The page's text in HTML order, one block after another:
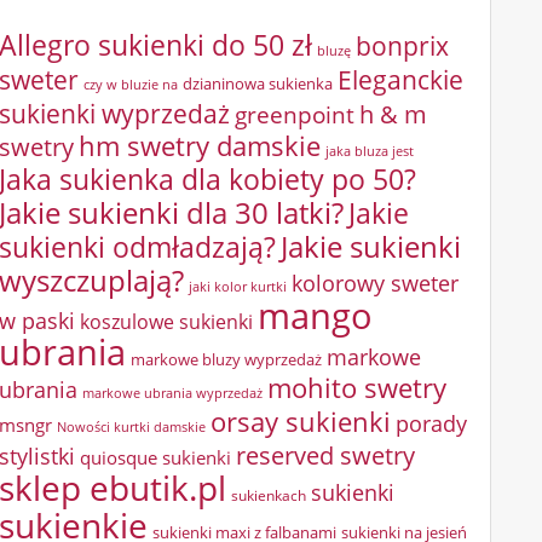
sukienki do 50 zł bluzę bonprix
czy w bluzie na dzianinowa sukienka Eleganckie
wyprzedaż greenpointh & m
hm swetry damskie jaka bluza jest
sukienka dla kobiety po 50?
sukienki dla 30 latki?Jakie
odmładzają?Jakie sukienki
jaki kolor kurtki kolorowy sweter
paski koszulowe sukienki mango
markowe bluzy wyprzedaż markowe
markowe ubrania wyprzedaż mohito swetry
Nowości kurtki damskie orsay sukienki porady
quiosque sukienki reserved swetry
ebutik.pl sukienkach sukienki
sukienki maxi z falbanami sukienki na jesień